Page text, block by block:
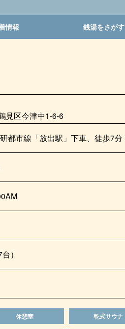
情報 銭湯をさがす
見区今津中1-6-6
都市線「放出駅」下車、徒歩7分
）
休憩室 乾式サウナ